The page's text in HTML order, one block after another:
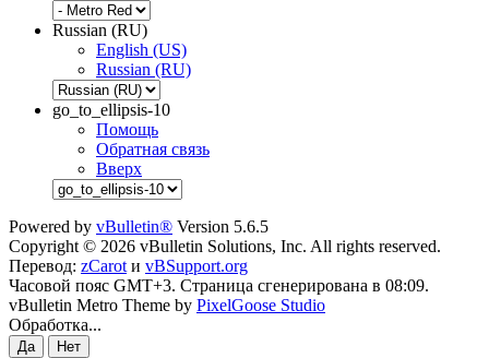
Russian (RU)
English (US)
Russian (RU)
go_to_ellipsis-10
Помощь
Обратная связь
Вверх
Powered by vBulletin® Version 5.6.5
Copyright © 2026 vBulletin Solutions, Inc. All rights reserved.
Перевод: zCarot и vBSupport.org
Часовой пояс GMT+3. Страница сгенерирована в 08:09.
vBulletin Metro Theme by PixelGoose Studio
Обработка...
Да Нет